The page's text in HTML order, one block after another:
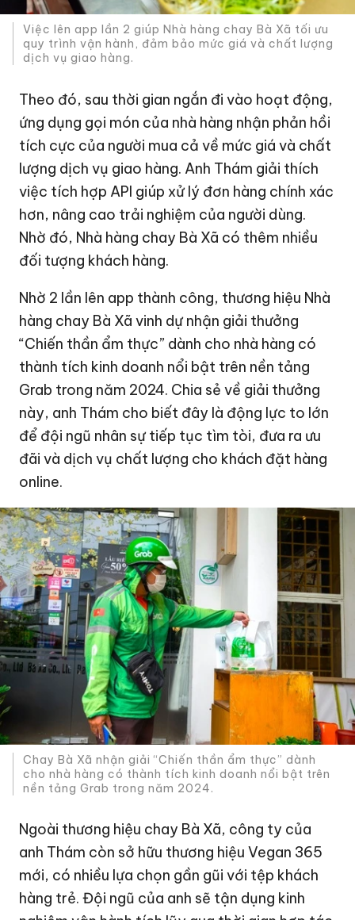
Việc lên app lần 2 giúp Nhà hàng chay Bà Xã tối ưu
quy trình vận hành, đảm bảo mức giá và chất lượng
dịch vụ giao hàng.
Theo đó, sau thời gian ngắn đi vào hoạt động,
ứng dụng gọi món của nhà hàng nhận phản hồi
tích cực của người mua cả về mức giá và chất
lượng dịch vụ giao hàng. Anh Thám giải thích
việc tích hợp API giúp xử lý đơn hàng chính xác
hơn, nâng cao trải nghiệm của người dùng.
Nhờ đó, Nhà hàng chay Bà Xã có thêm nhiều
đối tượng khách hàng.
Nhờ 2 lần lên app thành công, thương hiệu Nhà
hàng chay Bà Xã vinh dự nhận giải thưởng
“Chiến thần ẩm thực” dành cho nhà hàng có
thành tích kinh doanh nổi bật trên nền tảng
Grab trong năm 2024. Chia sẻ về giải thưởng
này, anh Thám cho biết đây là động lực to lớn
để đội ngũ nhân sự tiếp tục tìm tòi, đưa ra ưu
đãi và dịch vụ chất lượng cho khách đặt hàng
online.
Chay Bà Xã nhận giải “Chiến thần ẩm thực” dành
cho nhà hàng có thành tích kinh doanh nổi bật trên
nền tảng Grab trong năm 2024.
Ngoài thương hiệu chay Bà Xã, công ty của
anh Thám còn sở hữu thương hiệu Vegan 365
mới, có nhiều lựa chọn gần gũi với tệp khách
hàng trẻ. Đội ngũ của anh sẽ tận dụng kinh